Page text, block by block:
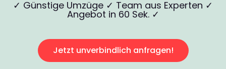
✓ Günstige Umzüge ✓ Team aus Experten ✓
Angebot in 60 Sek. ✓
Jetzt unverbindlich anfragen!